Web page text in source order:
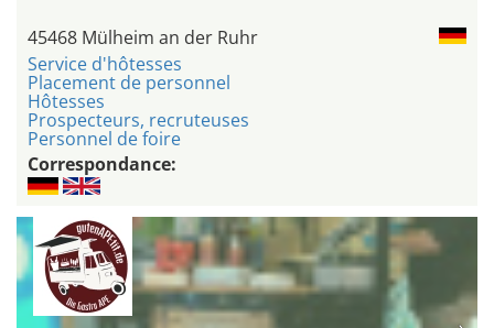
45468 Mülheim an der Ruhr
Service d'hôtesses
Placement de personnel
Hôtesses
Prospecteurs, recruteuses
Personnel de foire
Correspondance: